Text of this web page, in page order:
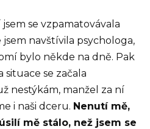
se vzpamatovávala
navštívila psychologa,
bylo někde na dně. Pak
situace se začala
nestýkám, manžel za ní
i naši dceru. Nenutí mě,
mě stálo, než jsem se